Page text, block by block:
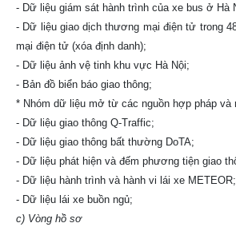
- Dữ liệu giám sát hành trình của xe bus ở Hà
- Dữ liệu giao dịch thương mại điện tử trong
mại điện tử (xóa định danh);
- Dữ liệu ảnh vệ tinh khu vực Hà Nội;
- Bản đồ biển báo giao thông;
* Nhóm dữ liệu mở từ các nguồn hợp pháp và
- Dữ liệu giao thông Q-Traffic;
- Dữ liệu giao thông bất thường DoTA;
- Dữ liệu phát hiện và đếm phương tiện giao
- Dữ liệu hành trình và hành vi lái xe METEOR;
- Dữ liệu lái xe buồn ngủ;
c) Vòng hồ sơ